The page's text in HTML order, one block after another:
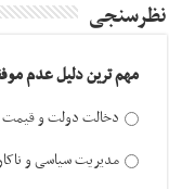
نظرسنجی
مهم ترین دلیل عدم
دخالت دولت و
مدیریت سیاسی و